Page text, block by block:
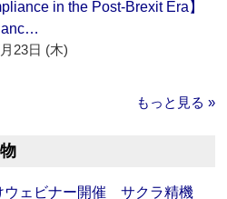
in the Post-Brexit Era】
23日 (木)
もっと見る »
ウェビナー開催 サクラ精機